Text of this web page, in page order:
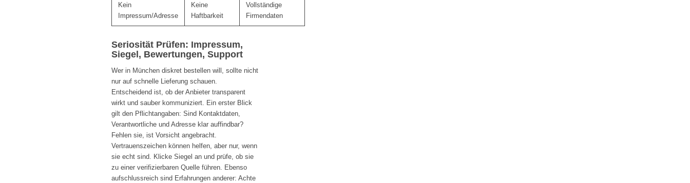
Kein
Impressum/Adresse
Keine
Haftbarkeit
Vollständige
Firmendaten
Seriosität Prüfen: Impressum,
Siegel, Bewertungen, Support
Wer in München diskret bestellen will, sollte nicht
nur auf schnelle Lieferung schauen.
Entscheidend ist, ob der Anbieter transparent
wirkt und sauber kommuniziert. Ein erster Blick
gilt den Pflichtangaben: Sind Kontaktdaten,
Verantwortliche und Adresse klar auffindbar?
Fehlen sie, ist Vorsicht angebracht.
Vertrauenszeichen können helfen, aber nur, wenn
sie echt sind. Klicke Siegel an und prüfe, ob sie
zu einer verifizierbaren Quelle führen. Ebenso
aufschlussreich sind Erfahrungen anderer: Achte